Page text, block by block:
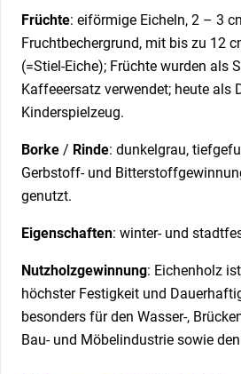
Früchte: eiförmige Eicheln, 2 – 3
Fruchtbechergrund, mit bis zu 12
(=Stiel-Eiche); Früchte wurden als
Kaffeeersatz verwendet; heute als
Kinderspielzeug.
Borke / Rinde: dunkelgrau,
Gerbstoff- und
genutzt.
Eigenschaften: winter- und
Nutzholzgewinnung: Eichenholz
höchster Festigkeit und
besonders für den Wasser-,
Bau- und Möbelindustrie sowie